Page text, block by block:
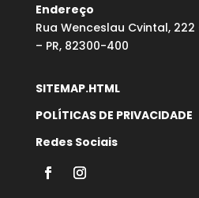
Endereço
Rua Wenceslau Cvintal,
– PR, 82300-400
SITEMAP.HTML
POLÍTICAS DE PRIVACIDADE
Redes Sociais